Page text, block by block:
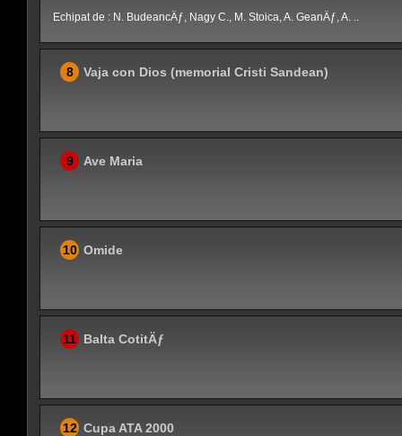
Echipat de : N. BudeancÄƒ, Nagy C., M. Stoica, A. GeanÄƒ, A. ..
8 Vaja con Dios (memorial Cristi Sandean)
9 Ave Maria
10 Omide
11 Balta CotitÄƒ
12 Cupa ATA 2000